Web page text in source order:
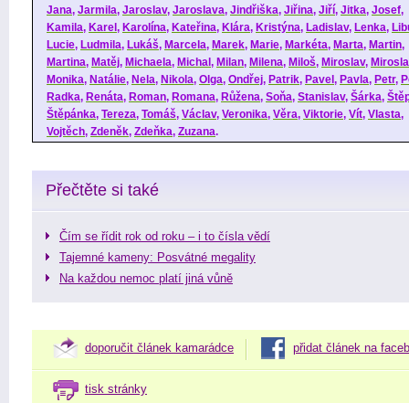
Jana, Jarmila, Jaroslav, Jaroslava, Jindřiška, Jiřina, Jiří, Jitka, Josef,
Kamila, Karel , Karolína, Kateřina, Klára, Kristýna, Ladislav, Lenka,
Lucie, Ludmila, Lukáš, Marcela, Marek, Marie, Markéta, Marta, Martin,
Martina, Matěj, Michaela, Michal , Milan, Milena, Miloš, Miroslav,
Monika, Natálie, Nela, Nikola, Olga, Ondřej, Patrik, Pavel , Pavla, Petr,
Radka, Renáta, Roman, Romana, Růžena, Soňa, Stanislav, Šárka,
Štěpánka, Tereza, Tomáš, Václav, Veronika, Věra, Viktorie, Vít, Vlasta,
Vojtěch, Zdeněk, Zdeňka, Zuzana.
Přečtěte si také
Čím se řídit rok od roku – i to čísla vědí
Tajemné kameny: Posvátné megality
Na každou nemoc platí jiná vůně
doporučit článek kamarádce přidat článek na
tisk stránky